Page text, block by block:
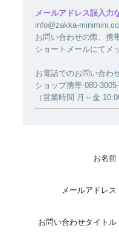
メールアドレス誤入力
info@zakka-
お問い合わせの際、携
ショートメールにてメ
お電話でのお問い合わ
ショップ携帯 080-
（営業時間 月～金
お名前
メールアドレス
お問い合わせタイトル